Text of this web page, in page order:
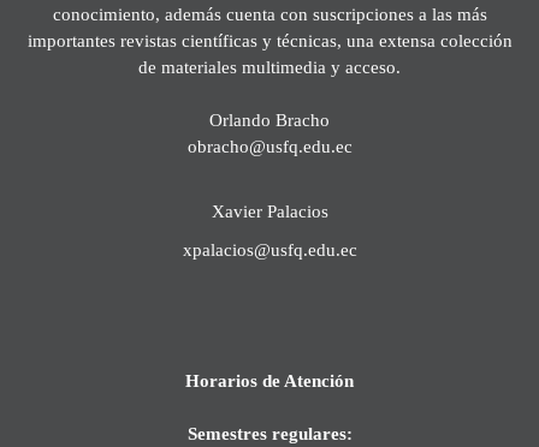
conocimiento, además cuenta con suscripciones a las más
importantes revistas científicas y técnicas, una extensa colección
de materiales multimedia y acceso.
Orlando Bracho
obracho@usfq.edu.ec
Xavier Palacios
xpalacios@usfq.edu.ec
Horarios de Atención
Semestres regulares: